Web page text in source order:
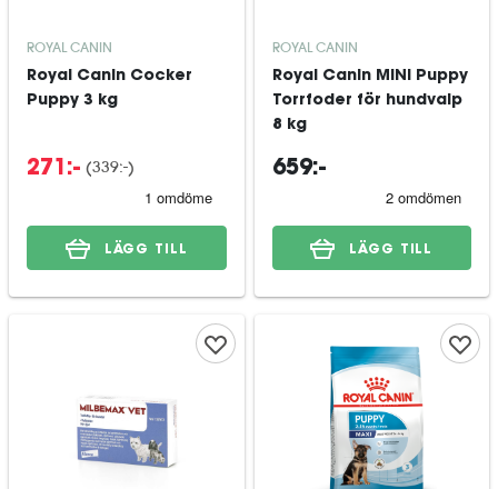
ROYAL CANIN
Royal Canin Cocker
Puppy 3 kg
271:- (339:-)
LÄGG TILL
ROYAL CANIN
Royal Canin MINI Puppy
Torrfoder för hundvalp
8 kg
659:-
LÄGG TILL